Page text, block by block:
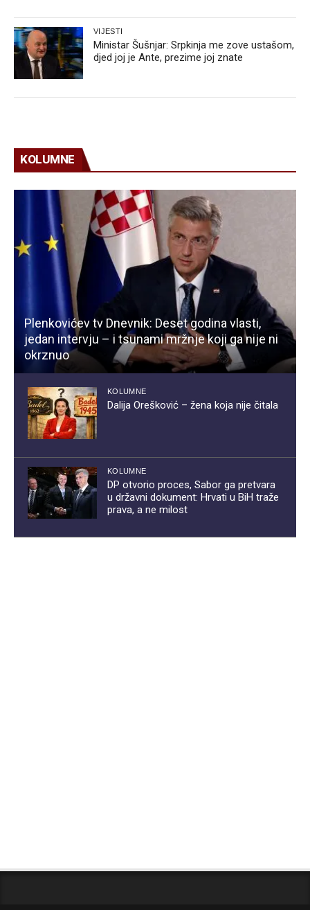
VIJESTI
Ministar Šušnjar: Srpkinja me zove ustašom,
djed joj je Ante, prezime joj znate
KOLUMNE
Plenkovićev tv Dnevnik: Deset godina vlasti,
jedan intervju – i tsunami mržnje koji ga nije ni
okrznuo
KOLUMNE
Dalija Orešković – žena koja nije čitala
KOLUMNE
DP otvorio proces, Sabor ga pretvara
u državni dokument: Hrvati u BiH traže
prava, a ne milost